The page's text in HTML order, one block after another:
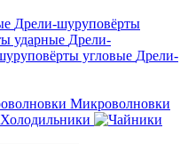
Дрели-шуруповёрты
Дрели-
Дрели-
Микроволновки
Холодильники